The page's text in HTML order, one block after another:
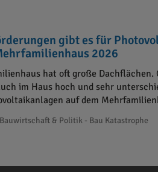
gibt es für
2026
hat oft große Dachflächen.
im Haus hoch und sehr
auf dem
& Politik - Bau Katastrophe